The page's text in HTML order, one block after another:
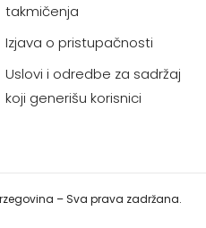
takmičenja
Izjava o pristupačnosti
Uslovi i odredbe za sadržaj
koji generišu korisnici
– Sva prava zadržana.